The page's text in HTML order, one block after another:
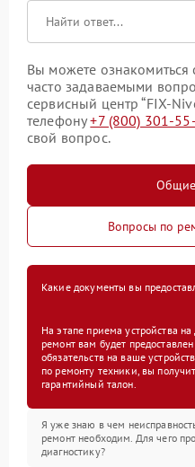
Вы можете
часто задаваемыми
сервисный центр “FIX-
телефону+7 (800) 301-
свой вопрос.
Вопросы по
Какие документы вы
На этапе приема устройства
ремонт вам будет
обязательств на ваше
по ремонту техники, вы
гарантийный талон.
Я уже знаю в чем
ремонт необходим. Для чего
диагностику?